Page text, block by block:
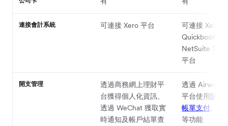
連接會計系統 可連接 Xero 平台
可連接 Xero、
Quickbooks、
NetSuite 等
平台
開支管理
透過商務網上理財平
台獲得個人化資訊、
透過 WeChat 獲取實
時通知及帳戶結單查
透過
平台使用開支
帳單支付
等功能